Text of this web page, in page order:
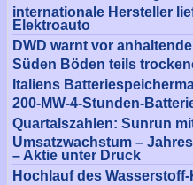
internationale Hersteller
Elektroauto
DWD warnt vor
Süden Böden teils
Italiens
200-MW-4-Stunden-
Quartalszahlen: Sunrun
Umsatzwachstum –
– Aktie unter Druck
Hochlauf des